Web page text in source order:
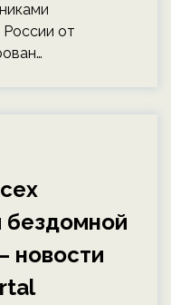
от
бездомной
новости